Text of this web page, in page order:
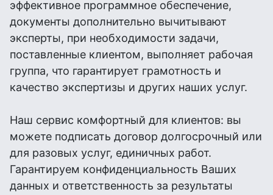
эффективное программное обеспечение,
документы дополнительно вычитывают
эксперты, при необходимости задачи,
поставленные клиентом, выполняет рабочая
группа, что гарантирует грамотность и
качество экспертизы и других наших услуг.
Наш сервис комфортный для клиентов: вы
можете подписать договор долгосрочный или
для разовых услуг, единичных работ.
Гарантируем конфиденциальность Ваших
данных и ответственность за результаты